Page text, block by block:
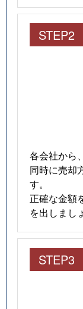
STEP2
各会社から
同時に売却
す。
正確な金額
を出しまし
STEP3